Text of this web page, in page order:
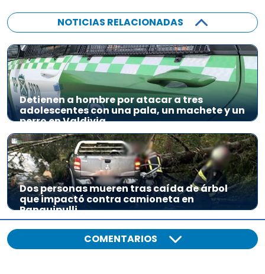
NOTICIAS RELACIONADAS
Detienen a hombre por atacar a tres
adolescentes con una pala, un machete y un
perro en Valdivia
Dos personas mueren tras caída de árbol
que impactó contra camioneta en
Panguipulli
COMENTARIOS